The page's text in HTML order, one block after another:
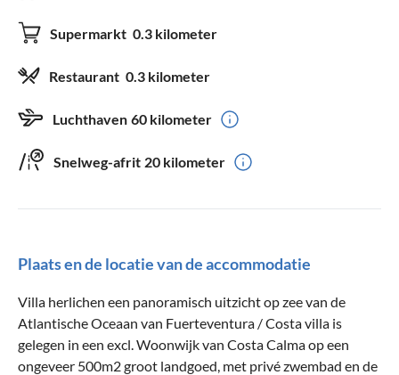
Supermarkt 0.3 kilometer
Restaurant 0.3 kilometer
Luchthaven 60 kilometer
Snelweg-afrit 20 kilometer
Plaats en de locatie van de accommodatie
Villa herlichen een panoramisch uitzicht op zee van de
Atlantische Oceaan van Fuerteventura / Costa villa is
gelegen in een excl. Woonwijk van Costa Calma op een
ongeveer 500m2 groot landgoed, met privé zwembad en de